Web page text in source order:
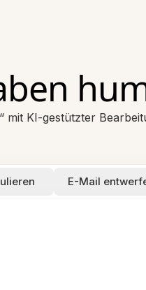
mit KI-gestützter
E-Mail